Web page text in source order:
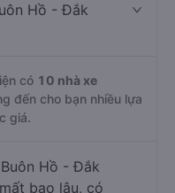
Hồ - Đắk
có 10 nhà xe
đến cho bạn nhiều lựa
giá.
Hồ - Đắk
bao lâu, có